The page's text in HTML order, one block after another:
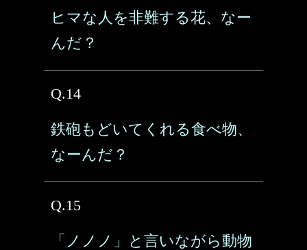
ヒマな人を非難する花、なー
んだ？
Q.14
鉄砲もどいてくれる食べ物、
なーんだ？
Q.15
「ノノノ」と言いながら動物